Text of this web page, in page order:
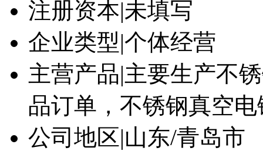
注册资本|未填写
企业类型|个体经营
主营产品|主要生产不
品订单，不锈钢真空电
公司地区|山东/青岛市